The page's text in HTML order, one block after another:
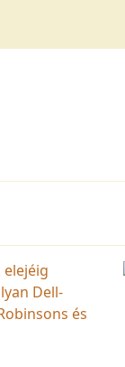
elejéig
Dell-
és